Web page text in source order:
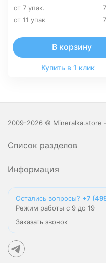
от 7 упак.
от 11 упак
В корзину
Купить в 1 клик
2009-2026 © Mineralka.store
Список разделов
Информация
Остались вопросы? +7
Режим работы с 9 до 19
Заказать звонок